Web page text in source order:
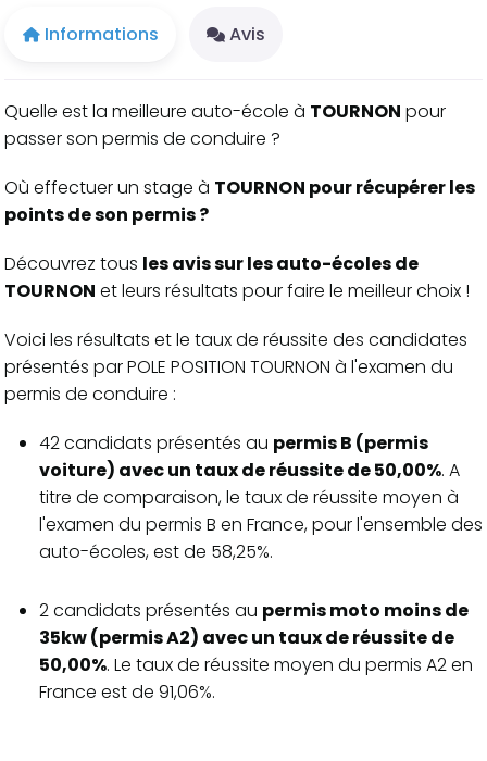
Informations Avis
Quelle est la meilleure auto-école à TOURNON pour
passer son permis de conduire ?
Où effectuer un stage à TOURNON pour récupérer les
points de son permis ?
Découvrez tous les avis sur les auto-écoles de
TOURNON et leurs résultats pour faire le meilleur choix !
Voici les résultats et le taux de réussite des candidates
présentés par POLE POSITION TOURNON à l'examen du
permis de conduire :
42 candidats présentés au permis B (permis
voiture) avec un taux de réussite de 50,00%. A
titre de comparaison, le taux de réussite moyen à
l'examen du permis B en France, pour l'ensemble des
auto-écoles, est de 58,25%.
2 candidats présentés au permis moto moins de
35kw (permis A2) avec un taux de réussite de
50,00%. Le taux de réussite moyen du permis A2 en
France est de 91,06%.